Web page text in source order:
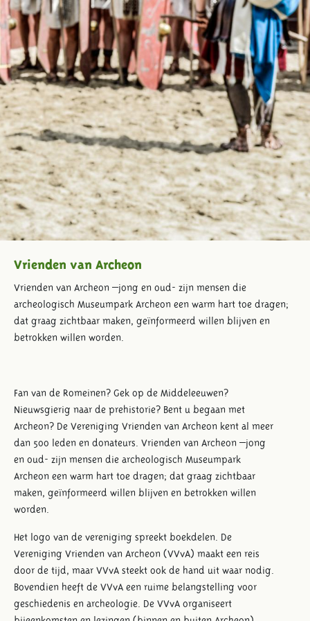
Vrienden van Archeon
Vrienden van Archeon –jong en oud- zijn mensen die
archeologisch Museumpark Archeon een warm hart toe dragen;
dat graag zichtbaar maken, geïnformeerd willen blijven en
betrokken willen worden.
Fan van de Romeinen? Gek op de Middeleeuwen?
Nieuwsgierig naar de prehistorie? Bent u begaan met
Archeon? De Vereniging Vrienden van Archeon kent al meer
dan 500 leden en donateurs. Vrienden van Archeon –jong
en oud- zijn mensen die archeologisch Museumpark
Archeon een warm hart toe dragen; dat graag zichtbaar
maken, geïnformeerd willen blijven en betrokken willen
worden.
Het logo van de vereniging spreekt boekdelen. De
Vereniging Vrienden van Archeon (VVvA) maakt een reis
door de tijd, maar VVvA steekt ook de hand uit waar nodig.
Bovendien heeft de VVvA een ruime belangstelling voor
geschiedenis en archeologie. De VVvA organiseert